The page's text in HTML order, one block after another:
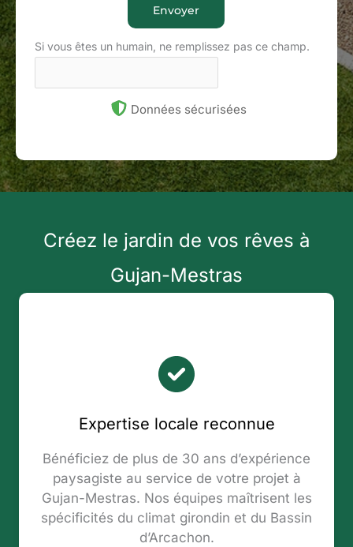
Envoyer
Si vous êtes un humain, ne remplissez pas ce champ.
Données sécurisées
Créez le jardin de vos rêves à
Gujan-Mestras
Expertise locale reconnue
Bénéficiez de plus de 30 ans d’expérience
paysagiste au service de votre projet à
Gujan-Mestras. Nos équipes maîtrisent les
spécificités du climat girondin et du Bassin
d’Arcachon.